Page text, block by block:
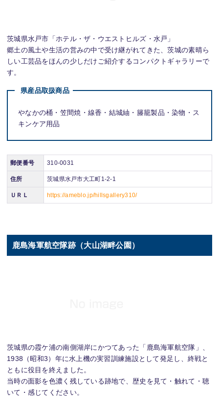
茨城県水戸市「ホテル・ザ・ウエストヒルズ・水戸」
郷土の風土や生活の営みの中で受け継がれてきた、茨城の素晴ら
しい工芸品をほんの少しだけご紹介するコンパクトギャラリーで
す。
県産品取扱商品
やなかの桶・笠間焼・線香・結城紬・籐籠製品・染物・ス
キンケア用品
郵便番号 310-0031
住所 茨城県水戸市大工町1-2-1
ＵＲＬ https://ameblo.jp/hillsgallery310/
鹿島海軍航空隊跡（大山湖畔公園）
茨城県の霞ケ浦の南側湖岸にかつてあった「鹿島海軍航空隊」、
1938（昭和3）年に水上機の実習訓練施設として発足し、終戦と
ともに役目を終えました。
当時の面影を色濃く残している跡地で、歴史を見て・触れて・聴
いて・感じてください。